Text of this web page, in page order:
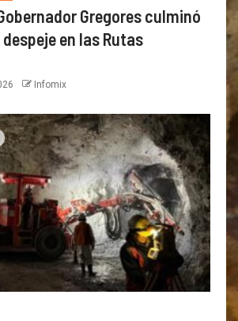
Gregores culminó
en las Rutas
Infomix